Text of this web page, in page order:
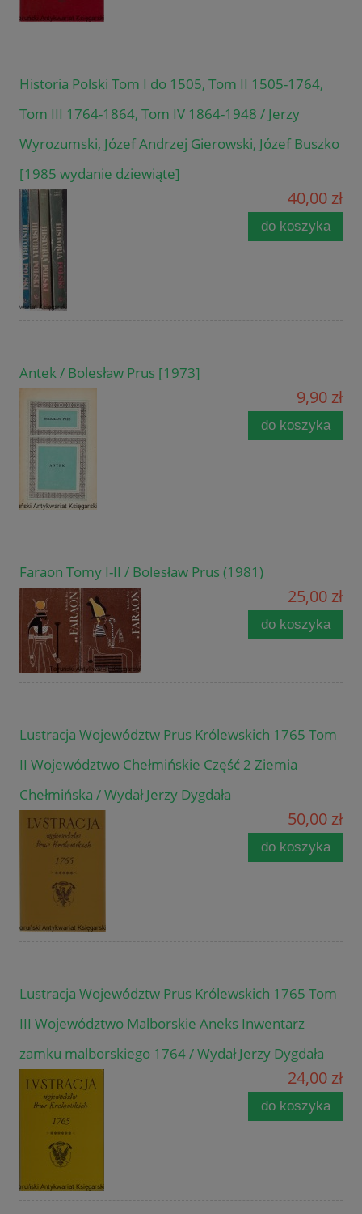
Historia Polski Tom I do 1505, Tom II 1505-1764,
Tom III 1764-1864, Tom IV 1864-1948 / Jerzy
Wyrozumski, Józef Andrzej Gierowski, Józef Buszko
[1985 wydanie dziewiąte]
40,00 zł
do koszyka
Antek / Bolesław Prus [1973]
9,90 zł
do koszyka
Faraon Tomy I-II / Bolesław Prus (1981)
25,00 zł
do koszyka
Lustracja Województw Prus Królewskich 1765 Tom
II Województwo Chełmińskie Część 2 Ziemia
Chełmińska / Wydał Jerzy Dygdała
50,00 zł
do koszyka
Lustracja Województw Prus Królewskich 1765 Tom
III Województwo Malborskie Aneks Inwentarz
zamku malborskiego 1764 / Wydał Jerzy Dygdała
24,00 zł
do koszyka